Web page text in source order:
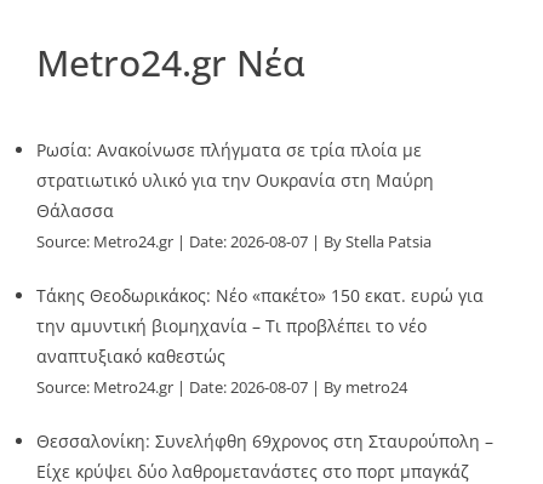
Metro24.gr Νέα
Ρωσία: Ανακοίνωσε πλήγματα σε τρία πλοία με
στρατιωτικό υλικό για την Ουκρανία στη Μαύρη
Θάλασσα
Source: Metro24.gr Date: 2026-08-07 By Stella Patsia
Τάκης Θεοδωρικάκος: Νέο «πακέτο» 150 εκατ. ευρώ για
την αμυντική βιομηχανία – Τι προβλέπει το νέο
αναπτυξιακό καθεστώς
Source: Metro24.gr Date: 2026-08-07 By metro24
Θεσσαλονίκη: Συνελήφθη 69χρονος στη Σταυρούπολη –
Είχε κρύψει δύο λαθρομετανάστες στο πορτ μπαγκάζ